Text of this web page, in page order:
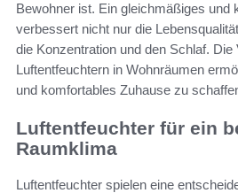
Bewohner ist. Ein gleichmäßiges und
verbessert nicht nur die
die Konzentration und den Schlaf. Die
Luftentfeuchtern in Wohnräumen
und komfortables Zuhause zu
Luftentfeuchter für ein
Raumklima
Luftentfeuchter spielen eine